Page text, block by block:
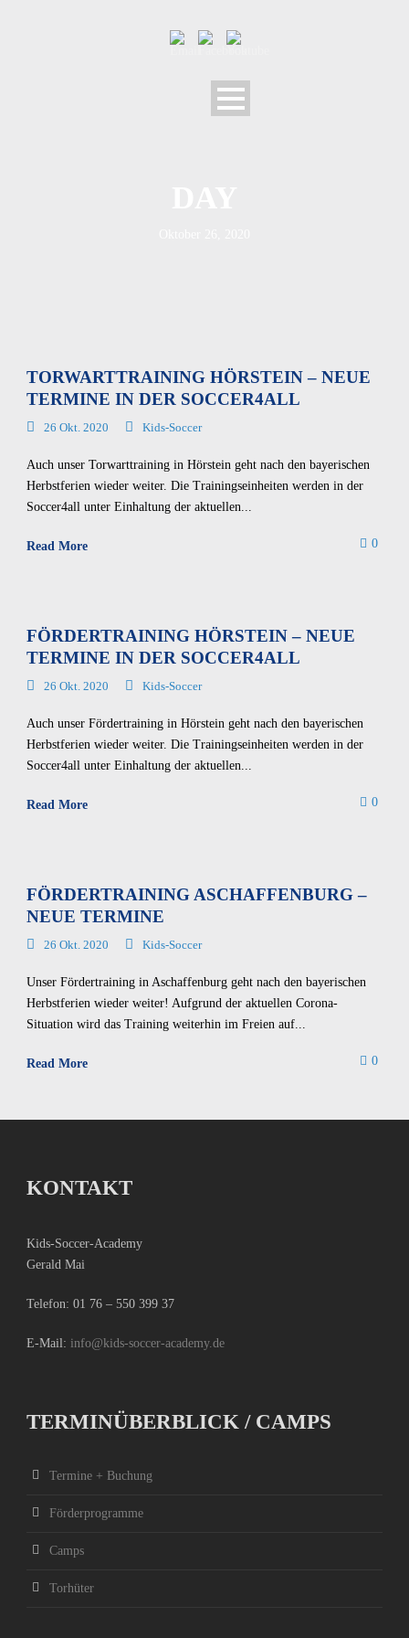
TORWARTTRAINING HÖRSTEIN – NEUE
TERMINE IN DER SOCCER4ALL
26 Okt. 2020 Kids-Soccer
Auch unser Torwarttraining in Hörstein geht nach den bayerischen
Herbstferien wieder weiter. Die Trainingseinheiten werden in der
Soccer4all unter Einhaltung der aktuellen...
Read More 0
FÖRDERTRAINING HÖRSTEIN – NEUE
TERMINE IN DER SOCCER4ALL
26 Okt. 2020 Kids-Soccer
Auch unser Fördertraining in Hörstein geht nach den bayerischen
Herbstferien wieder weiter. Die Trainingseinheiten werden in der
Soccer4all unter Einhaltung der aktuellen...
Read More 0
FÖRDERTRAINING ASCHAFFENBURG –
NEUE TERMINE
26 Okt. 2020 Kids-Soccer
Unser Fördertraining in Aschaffenburg geht nach den bayerischen
Herbstferien wieder weiter! Aufgrund der aktuellen Corona-
Situation wird das Training weiterhin im Freien auf...
Read More 0
KONTAKT
Kids-Soccer-Academy
Gerald Mai
Telefon: 01 76 – 550 399 37
E-Mail: info@kids-soccer-academy.de
TERMINÜBERBLICK / CAMPS
Termine + Buchung
Förderprogramme
Camps
Torhüter